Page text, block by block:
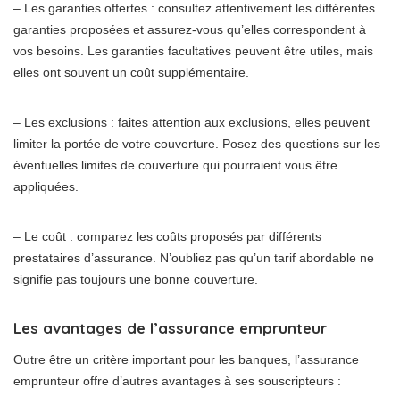
– Les garanties offertes : consultez attentivement les différentes
garanties proposées et assurez-vous qu’elles correspondent à
vos besoins. Les garanties facultatives peuvent être utiles, mais
elles ont souvent un coût supplémentaire.
– Les exclusions : faites attention aux exclusions, elles peuvent
limiter la portée de votre couverture. Posez des questions sur les
éventuelles limites de couverture qui pourraient vous être
appliquées.
– Le coût : comparez les coûts proposés par différents
prestataires d’assurance. N’oubliez pas qu’un tarif abordable ne
signifie pas toujours une bonne couverture.
Les avantages de l’assurance emprunteur
Outre être un critère important pour les banques, l’assurance
emprunteur offre d’autres avantages à ses souscripteurs :